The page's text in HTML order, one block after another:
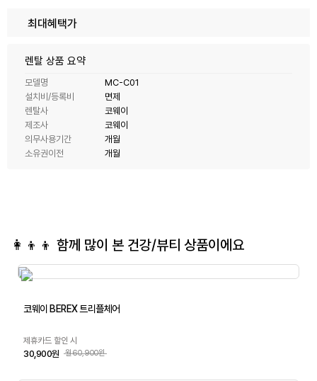
최대혜택가
렌탈 상품 요약
모델명
MC-C01
설치비/등록비
면제
렌탈사
코웨이
제조사
코웨이
의무사용기간
개월
소유권이전
개월
👩‍👦‍👦 함께 많이 본 건강/뷰티 상품이에요
코웨이 BEREX 트리플체어
제휴카드 할인 시
30,900원 월60,900원